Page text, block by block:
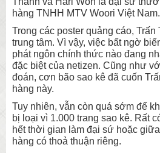
hàng TNHH MTV Woori Việt Nam.
Trong các poster quảng cáo,
trung tâm. Vì vậy, việc bất ngờ
phát ngôn chính thức nào đang
đặc biệt của netizen. Cũng như
đoán, cơn bão sao kê đã cuốn
hàng này.
Tuy nhiên, vẫn còn quá sớm để
bị loại vì 1.000 trang sao kê. Rất
hết thời gian làm đại sứ hoặc
hàng có thoả thuận riêng.